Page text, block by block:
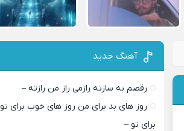
آهنگ جدید
رقصم به سازته رازمی راز من رازته –
روز های بد برای من روز های خوب برای تو
برای تو –